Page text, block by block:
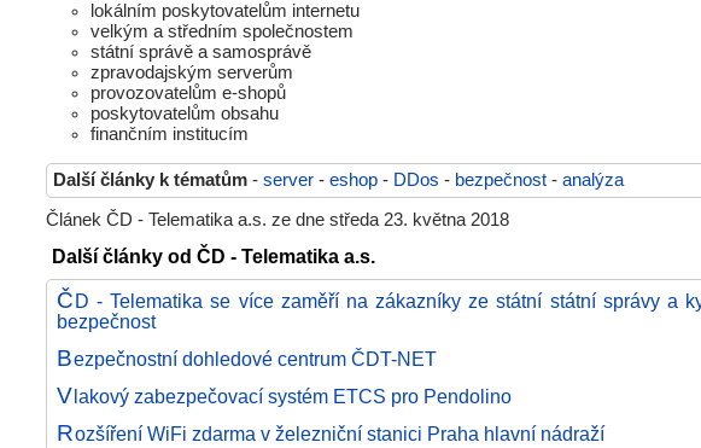
lokálním poskytovatelům internetu
velkým a středním společnostem
státní správě a samosprávě
zpravodajským serverům
provozovatelům e-shopů
poskytovatelům obsahu
finančním institucím
Další články k tématům - server - eshop - DDos - bezpečnost - analýza
Článek ČD - Telematika a.s. ze dne středa 23. května 2018
Další články od ČD - Telematika a.s.
ČD - Telematika se více zaměří na zákazníky ze státní státní správy a
bezpečnost
Bezpečnostní dohledové centrum ČDT-NET
Vlakový zabezpečovací systém ETCS pro Pendolino
Rozšíření WiFi zdarma v železniční stanici Praha hlavní nádraží